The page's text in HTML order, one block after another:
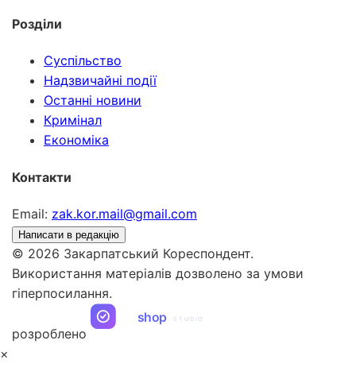
Розділи
Суспільство
Надзвичайні події
Останні новини
Кримінал
Економіка
Контакти
Email: zak.kor.mail@gmail.com
Написати в редакцію
© 2026 Закарпатський Кореспондент.
Використання матеріалів дозволено за умови
гіперпосилання.
розроблено
shop STUDIO
×